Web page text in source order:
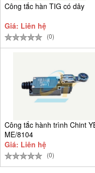
Công tắc hàn TIG có dây
Giá: Liên hệ
(0)
Công tắc hành trình Chint
ME/8104
Giá: Liên hệ
(0)